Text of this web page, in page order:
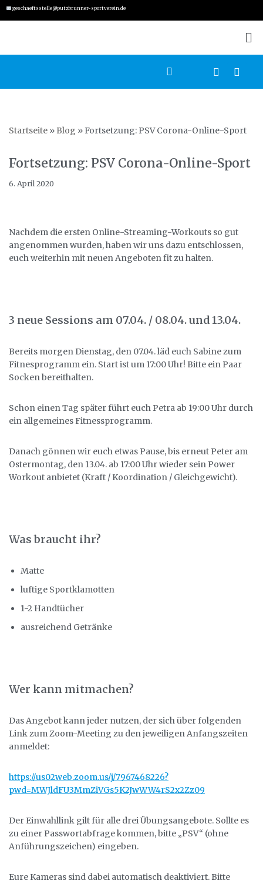
springen
geschaeftsstelle@putzbrunner-sportverein.de
Startseite » Blog »Fortsetzung: PSV Corona-Online-Sport
Fortsetzung: PSV Corona-Online-Sport
6. April 2020
Nachdem die ersten Online-Streaming-Workouts so gut
angenommen wurden, haben wir uns dazu entschlossen,
euch weiterhin mit neuen Angeboten fit zu halten.
3 neue Sessions am 07.04. / 08.04. und 13.04.
Bereits morgen Dienstag, den 07.04. läd euch Sabine zum
Fitnesprogramm ein. Start ist um 17:00 Uhr! Bitte ein Paar
Socken bereithalten.
Schon einen Tag später führt euch Petra ab 19:00 Uhr durch
ein allgemeines Fitnessprogramm.
Danach gönnen wir euch etwas Pause, bis erneut Peter am
Ostermontag, den 13.04. ab 17:00 Uhr wieder sein Power
Workout anbietet (Kraft / Koordination / Gleichgewicht).
Was braucht ihr?
Matte
luftige Sportklamotten
1-2 Handtücher
ausreichend Getränke
Wer kann mitmachen?
Das Angebot kann jeder nutzen, der sich über folgenden
Link zum Zoom-Meeting zu den jeweiligen Anfangszeiten
anmeldet:
https://us02web.zoom.us/j/7967468226?
pwd=MWJldFU3MmZiVGs5K2JwWW4rS2x2Zz09
Der Einwahllink gilt für alle drei Übungsangebote. Sollte es
zu einer Passwortabfrage kommen, bitte „PSV“ (ohne
Anführungszeichen) eingeben.
Eure Kameras sind dabei automatisch deaktiviert. Bitte